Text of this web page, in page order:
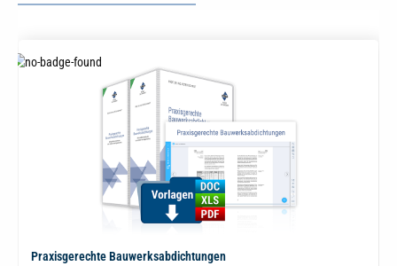
Praxisgerechte Bauwerksabdichtungen